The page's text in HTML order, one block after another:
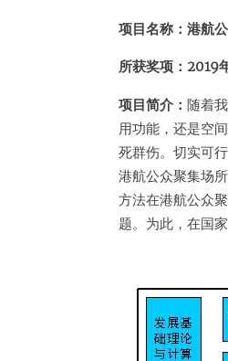
项目名称：港航
所获奖项：2019
项目简介： 随着
用功能，还是空
死群伤。切实可
港航公众聚集场
方法在港航公众
题。为此，在国